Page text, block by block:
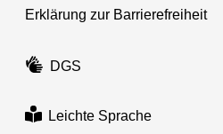
Erklärung zur Barrierefreiheit
DGS
Leichte Sprache